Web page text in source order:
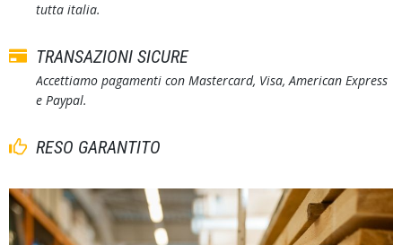
tutta italia.
TRANSAZIONI SICURE
Accettiamo pagamenti con Mastercard, Visa, American Express
e Paypal.
RESO GARANTITO